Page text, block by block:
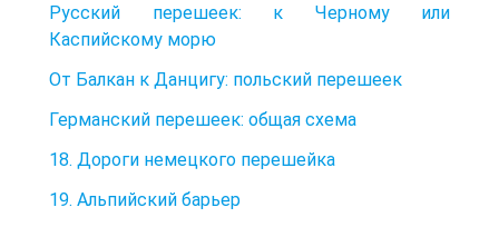
Русский перешеек: к Черному или
Каспийскому морю
От Балкан к Данцигу: польский перешеек
Германский перешеек: общая схема
18. Дороги немецкого перешейка
19. Альпийский барьер